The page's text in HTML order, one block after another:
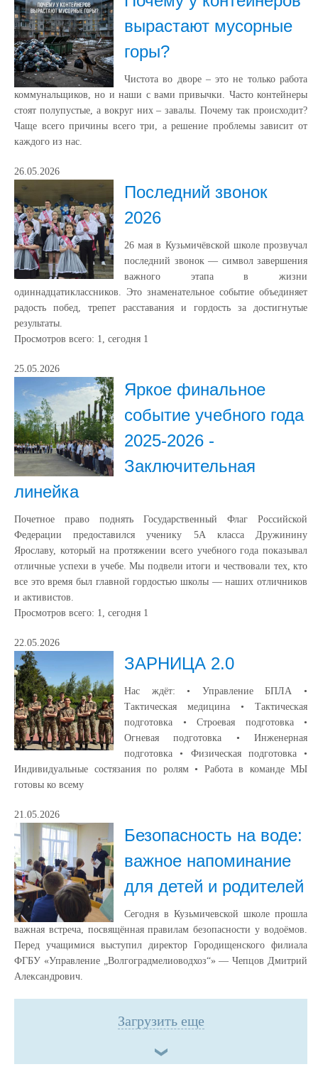
вырастают мусорные
горы?
Чистота во дворе – это не только работа
коммунальщиков, но и наши с вами привычки. Часто контейнеры
стоят полупустые, а вокруг них – завалы. Почему так происходит?
Чаще всего причины всего три, а решение проблемы зависит от
каждого из нас.
26.05.2026
Последний звонок
2026
26 мая в Кузьмичёвской школе прозвучал
последний звонок — символ завершения
важного этапа в жизни
одиннадцатиклассников. Это знаменательное событие объединяет
радость побед, трепет расставания и гордость за достигнутые
результаты.
Просмотров всего: 1, сегодня 1
25.05.2026
Яркое финальное
событие учебного года
2025-2026 -
Заключительная
линейка
Почетное право поднять Государственный Флаг Российской
Федерации предоставился ученику 5А класса Дружинину
Ярославу, который на протяжении всего учебного года показывал
отличные успехи в учебе. Мы подвели итоги и чествовали тех, кто
все это время был главной гордостью школы — наших отличников
и активистов.
Просмотров всего: 1, сегодня 1
22.05.2026
ЗАРНИЦА 2.0
Нас ждёт: • Управление БПЛА •
Тактическая медицина • Тактическая
подготовка • Строевая подготовка •
Огневая подготовка • Инженерная
подготовка • Физическая подготовка •
Индивидуальные состязания по ролям • Работа в команде МЫ
готовы ко всему
21.05.2026
Безопасность на воде:
важное напоминание
для детей и родителей
Сегодня в Кузьмичевской школе прошла
важная встреча, посвящённая правилам безопасности у водоёмов.
Перед учащимися выступил директор Городищенского филиала
ФГБУ «Управление „Волгоградмелиоводхоз“» — Чепцов Дмитрий
Александрович.
Загрузить еще